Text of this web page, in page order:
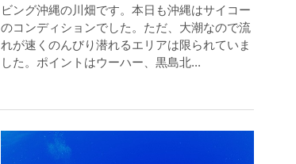
ビング沖縄の川畑です。本日も沖縄はサイコー
のコンディションでした。ただ、大潮なので流
れが速くのんびり潜れるエリアは限られていま
した。ポイントはウーハー、黒島北...